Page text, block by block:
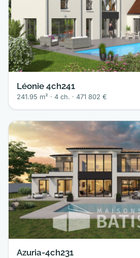
Léonie 4ch241
241.95 m² · 4 ch. · 471 802 €
Azuria-4ch231